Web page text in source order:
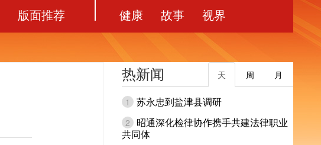
版面推荐
健康
故事 视界
热新闻 月
周
天
1 苏永忠到盐津县调研
2
昭通深化检律协作携手共建法律职业
共同体